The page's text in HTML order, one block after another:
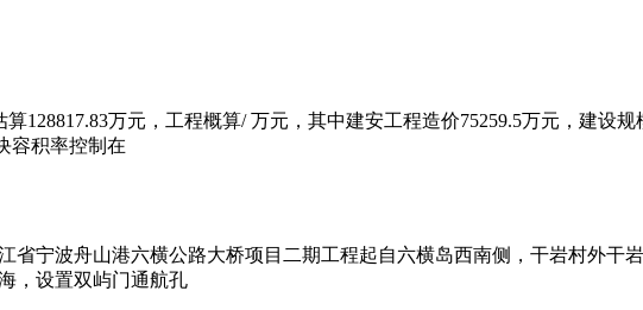
128817.83万元，工程概算/ 万元，其中建安工程造价75259.5万元，建设
容积率控制在
宁波舟山港六横公路大桥项目二期工程起自六横岛西南侧，干岩村外干
，设置双屿门通航孔